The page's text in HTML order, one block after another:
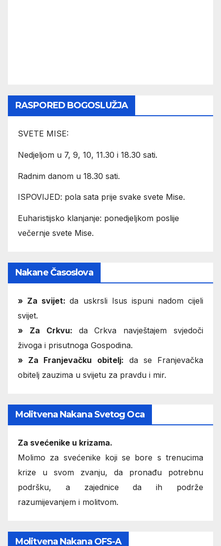
RASPORED BOGOSLUŽJA
SVETE MISE:
Nedjeljom u 7, 9, 10, 11.30 i 18.30 sati.
Radnim danom u 18.30 sati.
ISPOVIJED: pola sata prije svake svete Mise.
Euharistijsko klanjanje: ponedjeljkom poslije
večernje svete Mise.
Nakane Časoslova
» Za svijet:da uskrsli Isus ispuni nadom cijeli
svijet.
» Za Crkvu: da Crkva navještajem svjedoči
živoga i prisutnoga Gospodina.
» Za Franjevačku obitelj: da se Franjevačka
obitelj zauzima u svijetu za pravdu i mir.
Molitvena Nakana Svetog Oca
Za svećenike u krizama.
Molimo za svećenike koji se bore s trenucima
krize u svom zvanju, da pronađu potrebnu
podršku, a zajednice da ih podrže
razumijevanjem i molitvom.
Molitvena Nakana OFS-A